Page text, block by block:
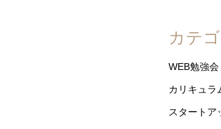
カテ
WEB勉強会
カリキュラ
スタートア